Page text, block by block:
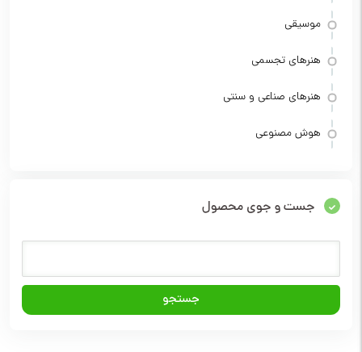
موسیقی
هنرهای تجسمی
هنرهای صناعی و سنتی
هوش مصنوعی
جست و جوی محصول